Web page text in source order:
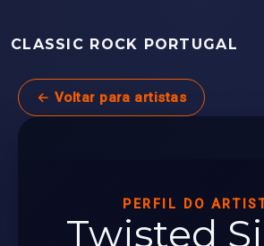
CLASSIC ROCK PORTUGAL
← Voltar para artistas
PERFIL DO
Twisted